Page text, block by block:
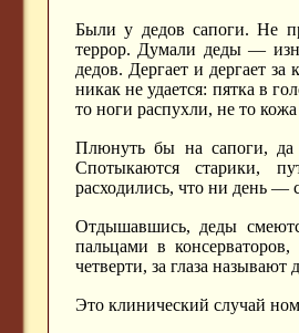
Были у дедов сапоги. Не
террор. Думали деды —
дедов. Дергает и дергает
никак не удается: пятка в
то ноги распухли, не то кожа
Плюнуть бы на сапоги, да
Спотыкаются старики,
расходились, что ни день —
Отдышавшись, деды
пальцами в
четверти, за глаза называют
Это клинический случай